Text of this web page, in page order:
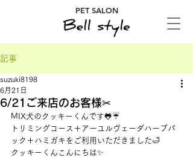
PET SALON
記事
6/21ご来店のお客様✂
suzuki8198
6月21日
MIX犬のクッキーくんです🐸☔
トリミングコース＋アーユルヴェーダハーブパ
ック＋ハミガキをご利用いただきました🛁
クッキーくんこんにちは✨